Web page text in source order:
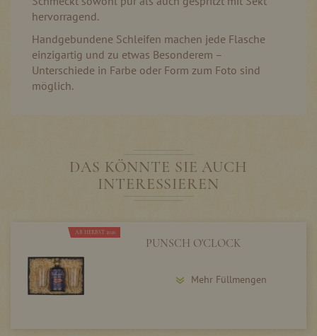
hervorragend.
Handgebundene Schleifen machen jede Flasche
einzigartig und zu etwas Besonderem –
Unterschiede in Farbe oder Form zum Foto sind
möglich.
DAS KÖNNTE SIE AUCH
INTERESSIEREN
AB HERBST 2026
PUNSCH O'CLOCK
Mehr Füllmengen